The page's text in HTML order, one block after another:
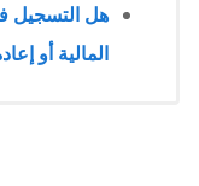
هل التسجيل
المالية أو